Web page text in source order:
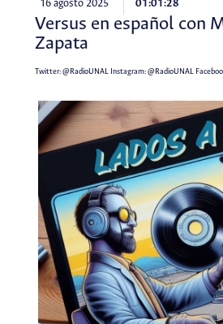
16 agosto 2025 01:01:28
Versus en español con
Zapata
Twitter:@RadioUNALInstagram:@RadioUNAL